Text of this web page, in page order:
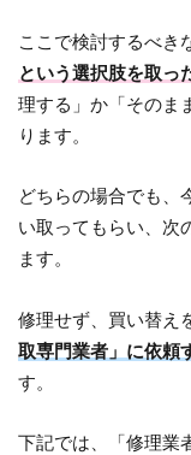
ここで検討するべき
という選択肢を取っ
理する」か「そのま
ります。
どちらの場合でも、
い取ってもらい、次
ます。
修理せず、買い替え
取専門業者」に依頼
す。
下記では、「修理業